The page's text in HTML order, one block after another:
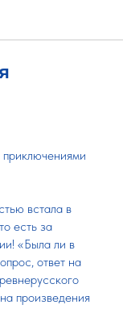
встала в
есть за
«Была ли в
ответ на
произведения